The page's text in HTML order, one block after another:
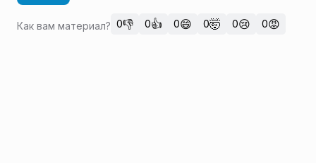
Как вам материал? 0👎 0👍 0😄 0🤯 0😢 0😡